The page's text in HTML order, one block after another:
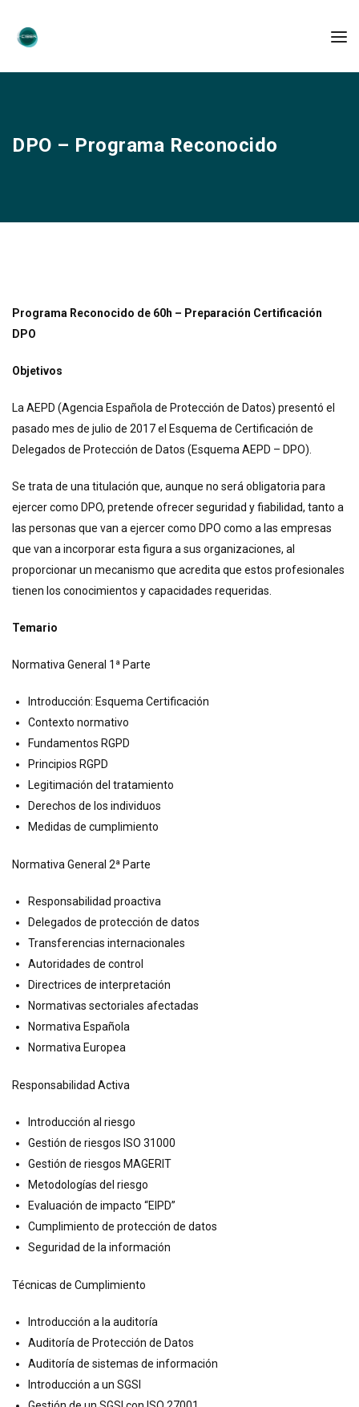
DPO – Programa Reconocido
Programa Reconocido de 60h – Preparación Certificación
DPO
Objetivos
La AEPD (Agencia Española de Protección de Datos) presentó el
pasado mes de julio de 2017 el Esquema de Certificación de
Delegados de Protección de Datos (Esquema AEPD – DPO).
Se trata de una titulación que, aunque no será obligatoria para
ejercer como DPO, pretende ofrecer seguridad y fiabilidad, tanto a
las personas que van a ejercer como DPO como a las empresas
que van a incorporar esta figura a sus organizaciones, al
proporcionar un mecanismo que acredita que estos profesionales
tienen los conocimientos y capacidades requeridas.
Temario
Normativa General 1ª Parte
Introducción: Esquema Certificación
Contexto normativo
Fundamentos RGPD
Principios RGPD
Legitimación del tratamiento
Derechos de los individuos
Medidas de cumplimiento
Normativa General 2ª Parte
Responsabilidad proactiva
Delegados de protección de datos
Transferencias internacionales
Autoridades de control
Directrices de interpretación
Normativas sectoriales afectadas
Normativa Española
Normativa Europea
Responsabilidad Activa
Introducción al riesgo
Gestión de riesgos ISO 31000
Gestión de riesgos MAGERIT
Metodologías del riesgo
Evaluación de impacto “EIPD”
Cumplimiento de protección de datos
Seguridad de la información
Técnicas de Cumplimiento
Introducción a la auditoría
Auditoría de Protección de Datos
Auditoría de sistemas de información
Introducción a un SGSI